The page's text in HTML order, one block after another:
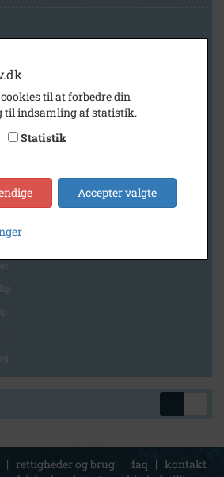
Arkiv
| rettigheder og brug | faq | kontakt
til at forbedre din
til indsamling af statistik.
Statistik
Accepter valgte